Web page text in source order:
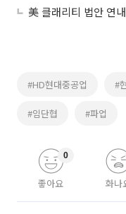
#HD현대중공업 #
#임단협 #파업
좋아요
0
화나